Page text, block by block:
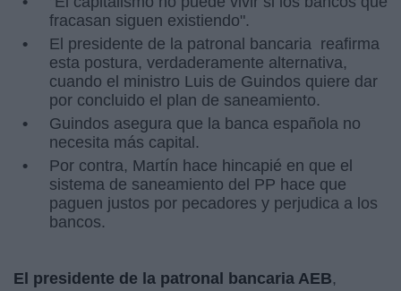
fracasan siguen existiendo".
El presidente de la patronal bancaria reafirma
esta postura, verdaderamente alternativa,
cuando el ministro Luis de Guindos quiere dar
por concluido el plan de saneamiento.
Guindos asegura que la banca española no
necesita más capital.
Por contra, Martín hace hincapié en que el
sistema de saneamiento del PP hace que
paguen justos por pecadores y perjudica a los
bancos.
El presidente de la patronal bancaria AEB,